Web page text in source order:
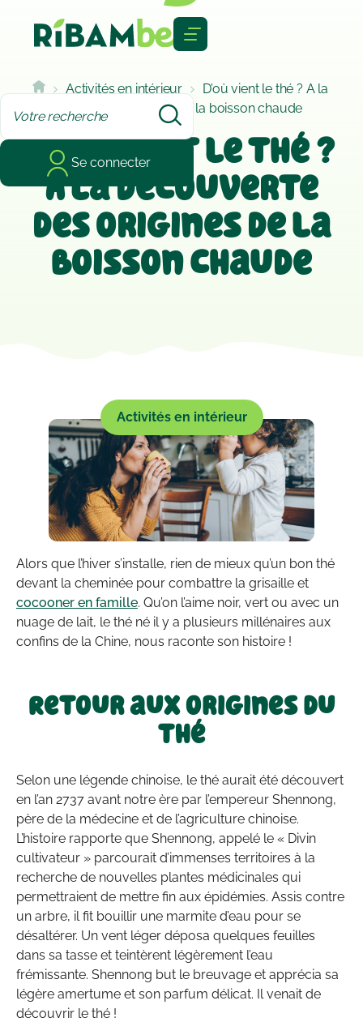
Se connecter
Activités en intérieur
D’où vient le thé ? A la
découverte des origines de la boisson chaude
D’où vient le thé ?
A la découverte
des origines de la
boisson chaude
Activités en intérieur
Alors que l’hiver s’installe, rien de mieux qu’un bon thé
devant la cheminée pour combattre la grisaille et
cocooner en famille. Qu’on l’aime noir, vert ou avec un
nuage de lait, le thé né il y a plusieurs millénaires aux
confins de la Chine, nous raconte son histoire !
Retour aux origines du
thé
Selon une légende chinoise, le thé aurait été découvert
en l’an 2737 avant notre ère par l’empereur Shennong,
père de la médecine et de l’agriculture chinoise.
L’histoire rapporte que Shennong, appelé le « Divin
cultivateur » parcourait d’immenses territoires à la
recherche de nouvelles plantes médicinales qui
permettraient de mettre fin aux épidémies. Assis contre
un arbre, il fit bouillir une marmite d’eau pour se
désaltérer. Un vent léger déposa quelques feuilles
dans sa tasse et teintèrent légèrement l’eau
frémissante. Shennong but le breuvage et apprécia sa
légère amertume et son parfum délicat. Il venait de
découvrir le thé !
Cookies management panel